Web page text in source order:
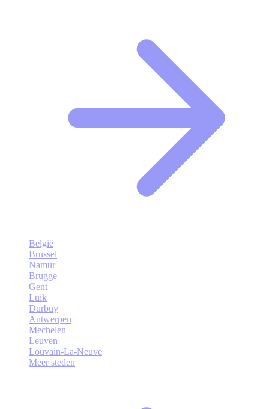
België
Brussel
Namur
Brugge
Gent
Luik
Durbuy
Antwerpen
Mechelen
Leuven
Louvain-La-Neuve
Meer steden